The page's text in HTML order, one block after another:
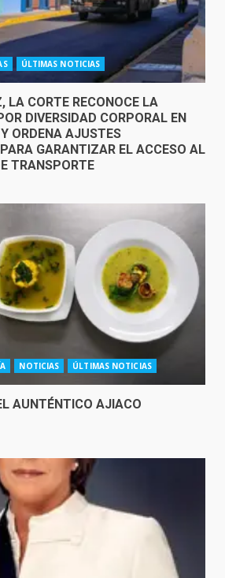
ÚLTIMAS NOTICIAS
LA CORTE RECONOCE LA
DIVERSIDAD CORPORAL EN
ORDENA AJUSTES
GARANTIZAR EL ACCESO AL
TRANSPORTE
NOTICIAS ÚLTIMAS NOTICIAS
AUNTÉNTICO AJIACO